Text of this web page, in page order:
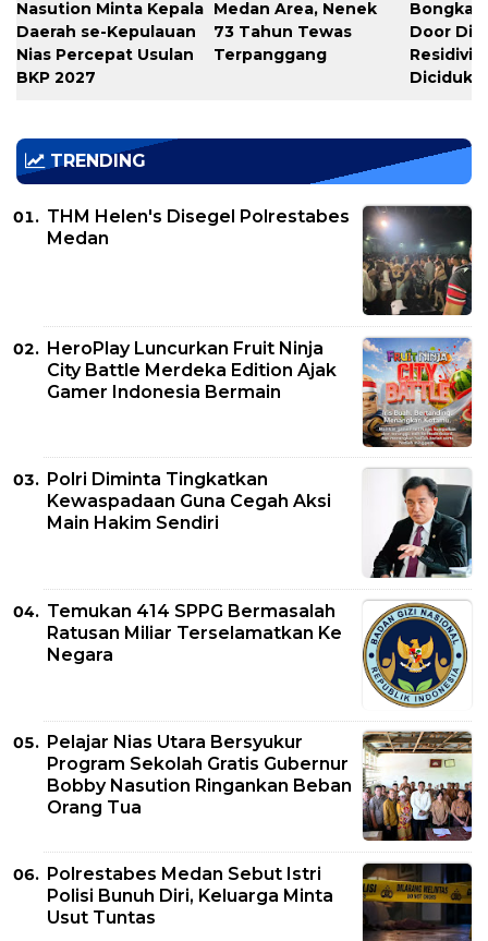
Nasution Minta Kepala
Daerah se-Kepulauan
Nias Percepat Usulan
BKP 2027
Medan Area, Nenek
73 Tahun Tewas
Terpanggang
Bongkar
Door
Residivis
Diciduk
TRENDING
THM Helen's Disegel Polrestabes
Medan
HeroPlay Luncurkan Fruit Ninja
City Battle Merdeka Edition Ajak
Gamer Indonesia Bermain
Polri Diminta Tingkatkan
Kewaspadaan Guna Cegah Aksi
Main Hakim Sendiri
Temukan 414 SPPG Bermasalah
Ratusan Miliar Terselamatkan Ke
Negara
Pelajar Nias Utara Bersyukur
Program Sekolah Gratis Gubernur
Bobby Nasution Ringankan Beban
Orang Tua
Polrestabes Medan Sebut Istri
Polisi Bunuh Diri, Keluarga Minta
Usut Tuntas